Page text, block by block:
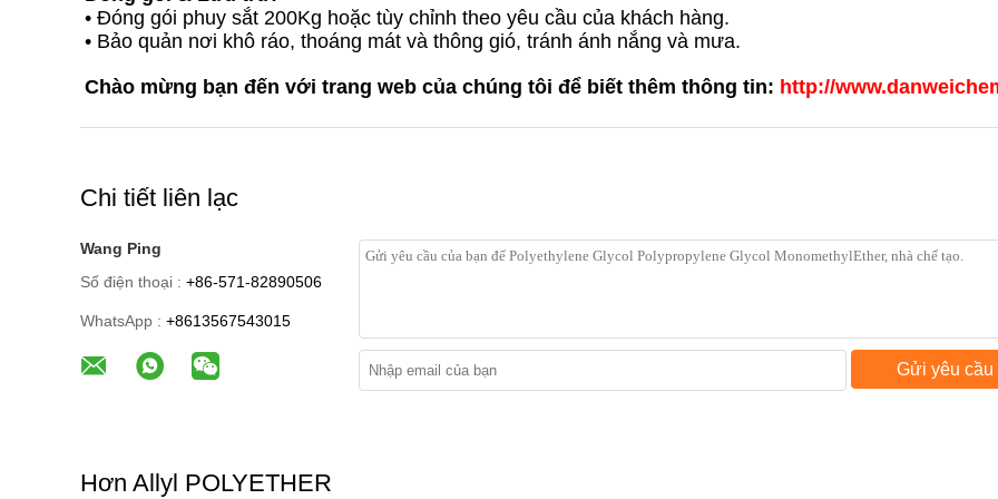
• Đóng gói phuy sắt 200Kg hoặc tùy chỉnh theo yêu cầu của khách hàng.
• Bảo quản nơi khô ráo, thoáng mát và thông gió, tránh ánh nắng và mưa.
Chào mừng bạn đến với trang web của chúng tôi để biết thêm thông tin: http://
Chi tiết liên lạc
Wang Ping
Số điện thoại : +86-571-82890506
WhatsApp : +8613567543015
Gửi yêu cầu
Hơn Allyl POLYETHER